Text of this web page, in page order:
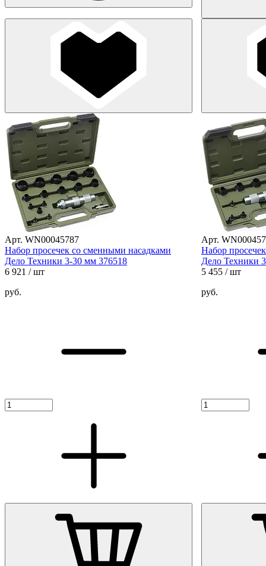
Арт. WN00045787
Набор просечек со сменными насадками
Дело Техники 3-30 мм 376518
6 921 / шт
руб.
Арт.
Набор
Дело Техники
5 455 / шт
руб.